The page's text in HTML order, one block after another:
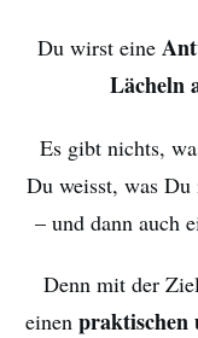
Du wirst eine
Lächeln
Es gibt nichts,
Du weisst, was
– und dann auch
Denn mit der
einen praktischen